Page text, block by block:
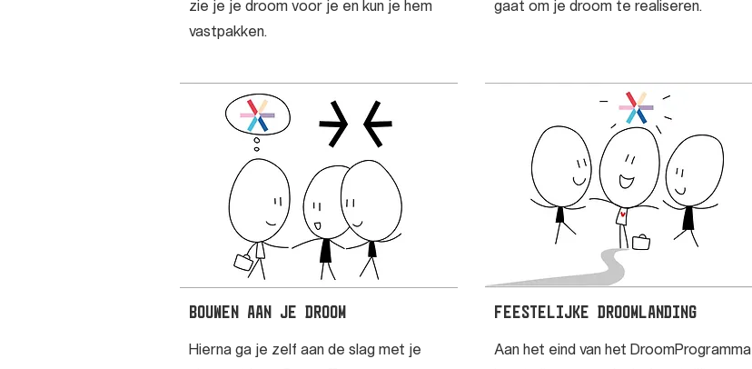
zie je je droom voor je en kun je hem
vastpakken.
Bouwen aan je droom
Hierna ga je zelf aan de slag met je
gaat om je droom te realiseren.
Feestelijke droomlanding
Aan het eind van het DroomProgramma